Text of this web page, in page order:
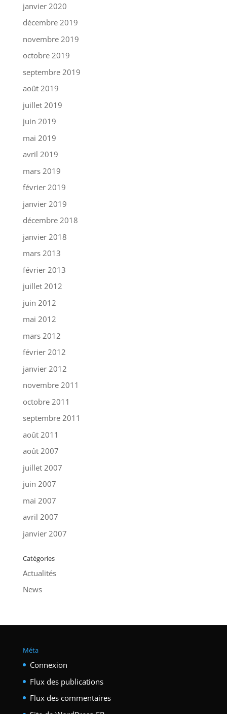
janvier 2020
décembre 2019
novembre 2019
octobre 2019
septembre 2019
août 2019
juillet 2019
juin 2019
mai 2019
avril 2019
mars 2019
février 2019
janvier 2019
décembre 2018
janvier 2018
mars 2013
février 2013
juillet 2012
juin 2012
mai 2012
mars 2012
février 2012
janvier 2012
novembre 2011
octobre 2011
septembre 2011
août 2011
août 2007
juillet 2007
juin 2007
mai 2007
avril 2007
janvier 2007
Catégories
Actualités
News
Méta
Connexion
Flux des publications
Flux des commentaires